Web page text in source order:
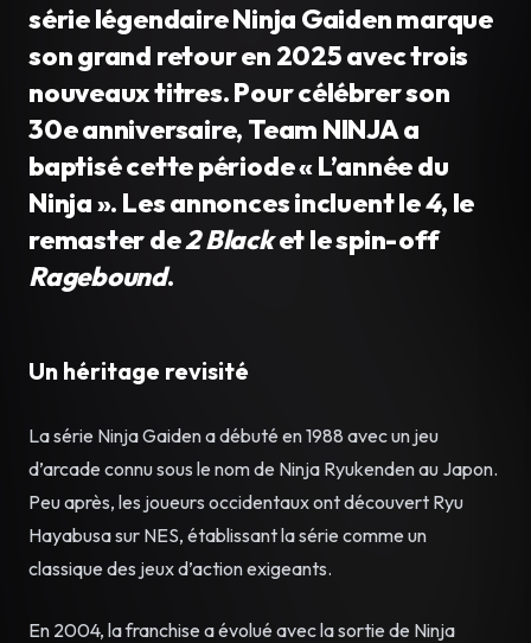
série légendaire Ninja Gaiden marque
son grand retour en 2025 avec trois
nouveaux titres. Pour célébrer son
30e anniversaire, Team NINJA a
baptisé cette période « L’année du
Ninja ». Les annonces incluent le4, le
remaster de2 Blacket le spin-off
Ragebound.
Un héritage revisité
La série Ninja Gaiden a débuté en 1988 avec un jeu
d’arcade connu sous le nom de Ninja Ryukenden au Japon.
Peu après, les joueurs occidentaux ont découvert Ryu
Hayabusa sur NES, établissant la série comme un
classique des jeux d’action exigeants.
En 2004, la franchise a évolué avec la sortie de Ninja